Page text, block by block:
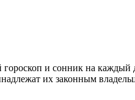
и сонник на каждый
их законным